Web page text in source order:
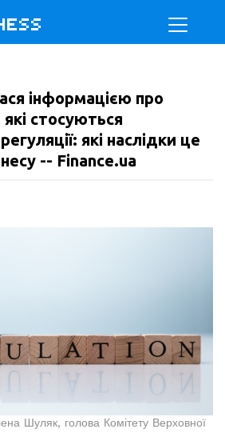
інформацією про
стосуються
які наслідки це
-- Finance.ua
Шуляк, голова Комітету Верховної